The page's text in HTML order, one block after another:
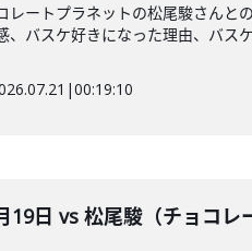
レートプラネットの松尾駿さんと
、バスケ好きになった理由、バス
|00:19:10
19日 vs 松尾駿（チョコレ